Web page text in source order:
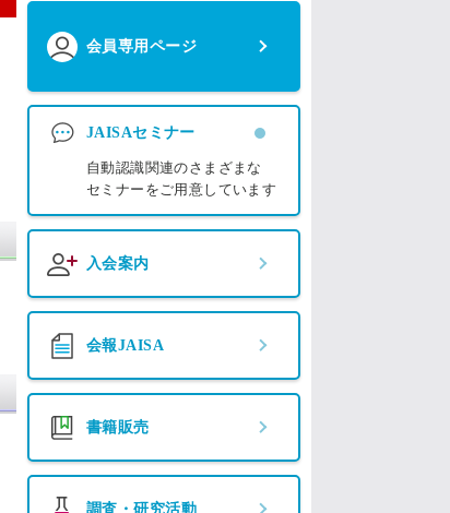
会員専用ページ
JAISAセミナー
自動認識関連のさまざまな
セミナーをご用意しています
入会案内
会報JAISA
書籍販売
調査・研究活動